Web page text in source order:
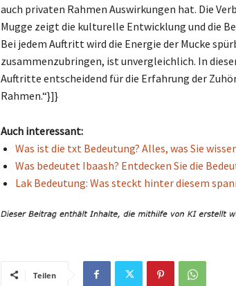
auch privaten Rahmen Auswirkungen hat. Die
Mugge zeigt die kulturelle Entwicklung und die
Bei jedem Auftritt wird die Energie der Mucke
zusammenzubringen, ist unvergleichlich. In
Auftritte entscheidend für die Erfahrung der
Rahmen.“}]}
Auch interessant:
Was ist die txt Bedeutung? Alles, was Sie
Was bedeutet Ibaash? Entdecken Sie die
Lak Bedeutung: Was steckt hinter diesem
Teilen